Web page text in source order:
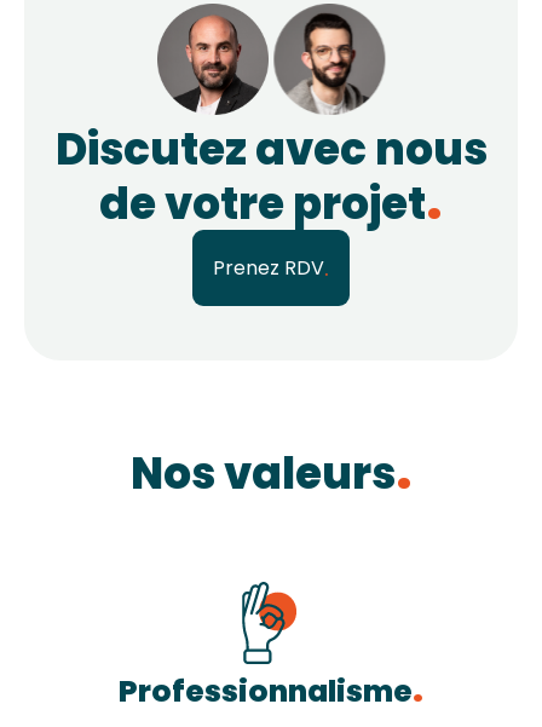
Discutez avec nous
de votre projet
Prenez RDV
Nos valeurs
Professionnalisme